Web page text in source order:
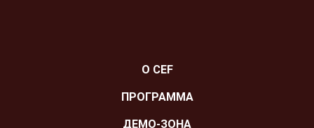
О CEF
ПРОГРАММА
ДЕМО-ЗОНА